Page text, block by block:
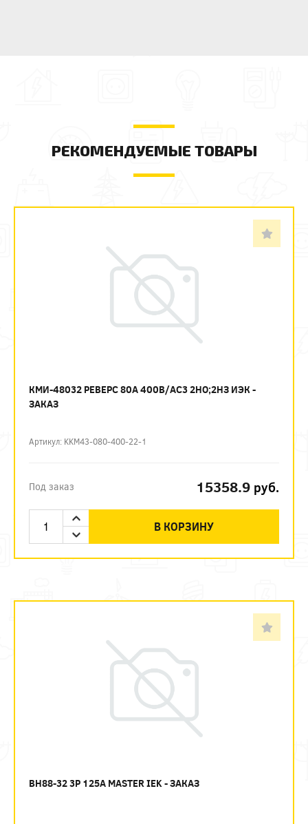
РЕКОМЕНДУЕМЫЕ ТОВАРЫ
КМИ-48032 РЕВЕРС 80А 400В/АС3 2НО;2НЗ ИЭК -
ЗАКАЗ
Артикул: KKM43-080-400-22-1
Под заказ 15358.9 руб.
В КОРЗИНУ
ВН88-32 3P 125А MASTER IEK - ЗАКАЗ